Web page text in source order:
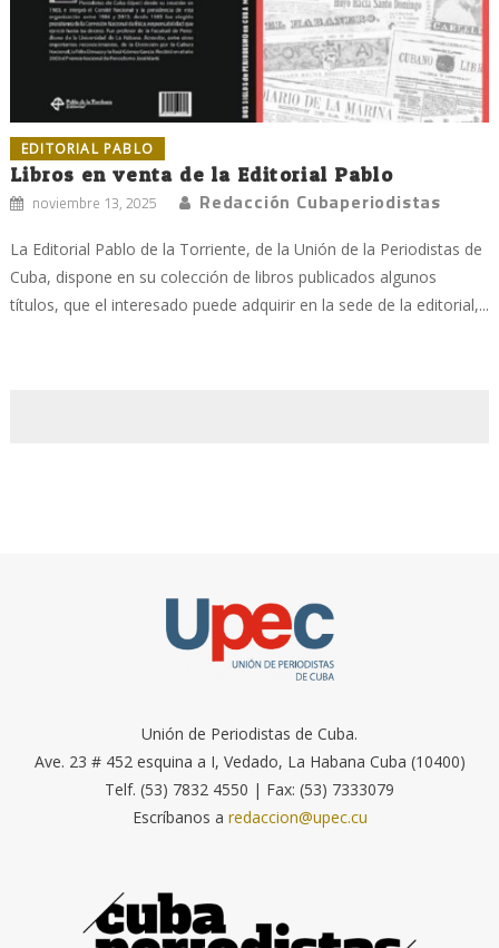
EDITORIAL PABLO
Libros en venta de la Editorial Pablo
noviembre 13, 2025 Redacción Cubaperiodistas
La Editorial Pablo de la Torriente, de la Unión de la Periodistas de
Cuba, dispone en su colección de libros publicados algunos
títulos, que el interesado puede adquirir en la sede de la editorial,...
Unión de Periodistas de Cuba.
Ave. 23 # 452 esquina a I, Vedado, La Habana Cuba (10400)
Telf. (53) 7832 4550 | Fax: (53) 7333079
Escríbanos a redaccion@upec.cu